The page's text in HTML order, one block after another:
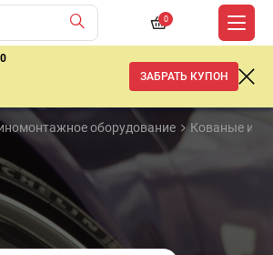
0
ЗАБРАТЬ КУПОН
оборудование Кованые или